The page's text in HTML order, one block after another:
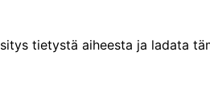
tietystä aiheesta ja ladata